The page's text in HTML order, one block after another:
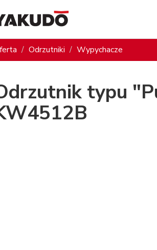
Odrzutniki Wypychacze
typu